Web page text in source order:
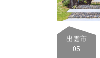
出雲市
05